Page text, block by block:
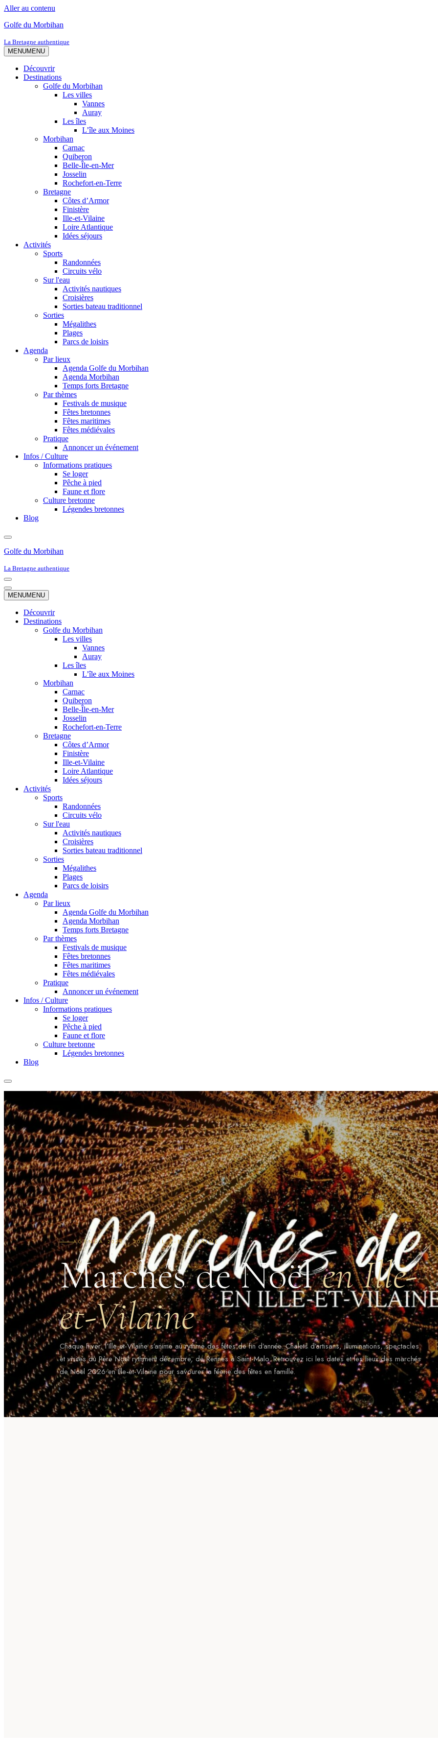
Aller au contenu
Golfe du Morbihan
La Bretagne authentique
MENUMENU
Découvrir
Destinations
Golfe du Morbihan
Les villes
Vannes
Auray
Les îles
L’île aux Moines
Morbihan
Carnac
Quiberon
Belle-Île-en-Mer
Josselin
Rochefort-en-Terre
Bretagne
Côtes d’Armor
Finistère
Ille-et-Vilaine
Loire Atlantique
Idées séjours
Activités
Sports
Randonnées
Circuits vélo
Sur l'eau
Activités nautiques
Croisières
Sorties bateau traditionnel
Sorties
Mégalithes
Plages
Parcs de loisirs
Agenda
Par lieux
Agenda Golfe du Morbihan
Agenda Morbihan
Temps forts Bretagne
Par thèmes
Festivals de musique
Fêtes bretonnes
Fêtes maritimes
Fêtes médiévales
Pratique
Annoncer un événement
Infos / Culture
Informations pratiques
Se loger
Pêche à pied
Faune et flore
Culture bretonne
Légendes bretonnes
Blog
Golfe du Morbihan
La Bretagne authentique
Menu
de
navigation
Menu
de
MENUMENU
Découvrir
Destinations
Golfe du Morbihan
Les villes
Vannes
Auray
Les îles
L’île aux Moines
Morbihan
Carnac
Quiberon
Belle-Île-en-Mer
Josselin
Rochefort-en-Terre
Bretagne
Côtes d’Armor
Finistère
Ille-et-Vilaine
Loire Atlantique
Idées séjours
Activités
Sports
Randonnées
Circuits vélo
Sur l'eau
Activités nautiques
Croisières
Sorties bateau traditionnel
Sorties
Mégalithes
Plages
Parcs de loisirs
Agenda
Par lieux
Agenda Golfe du Morbihan
Agenda Morbihan
Temps forts Bretagne
Par thèmes
Festivals de musique
Fêtes bretonnes
Fêtes maritimes
Fêtes médiévales
Pratique
Annoncer un événement
Infos / Culture
Informations pratiques
Se loger
Pêche à pied
Faune et flore
Culture bretonne
Légendes bretonnes
Blog
AGENDA 2026 · 2027 · ILLE-ET-VILAINE
Marchés de Noëlen Ille-
et-Vilaine
Chaque hiver, l’Ille-et-Vilaine s’anime au rythme des fêtes de fin d’année. Chalets d’artisans, illuminations, spectacles
et visites du Père Noël rythment décembre, de Rennes à Saint-Malo. Retrouvez ici les dates et les lieux des marchés
de Noël 2026 en Ille-et-Vilaine pour savourer la féerie des fêtes en famille.